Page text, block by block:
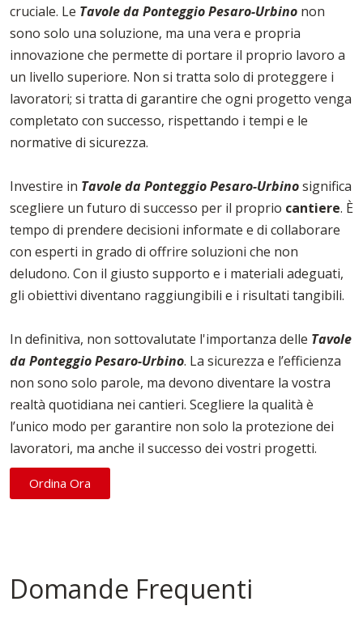
cruciale. Le Tavole da Ponteggio Pesaro-Urbino non
sono solo una soluzione, ma una vera e propria
innovazione che permette di portare il proprio lavoro a
un livello superiore. Non si tratta solo di proteggere i
lavoratori; si tratta di garantire che ogni progetto venga
completato con successo, rispettando i tempi e le
normative di sicurezza.
Investire in Tavole da Ponteggio Pesaro-Urbinosignifica
scegliere un futuro di successo per il proprio cantiere. È
tempo di prendere decisioni informate e di collaborare
con esperti in grado di offrire soluzioni che non
deludono. Con il giusto supporto e i materiali adeguati,
gli obiettivi diventano raggiungibili e i risultati tangibili.
In definitiva, non sottovalutate l'importanza delle Tavole
da Ponteggio Pesaro-Urbino. La sicurezza e l’efficienza
non sono solo parole, ma devono diventare la vostra
realtà quotidiana nei cantieri. Scegliere la qualità è
l’unico modo per garantire non solo la protezione dei
lavoratori, ma anche il successo dei vostri progetti.
Ordina Ora
Domande Frequenti